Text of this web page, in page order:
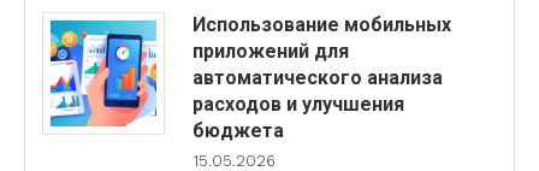
Использование мобильных
приложений для
автоматического анализа
расходов и улучшения
бюджета
15.05.2026